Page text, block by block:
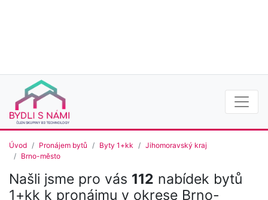
Úvod Pronájem bytů Byty 1+kk
Jihomoravský kraj
Brno-město
Našli jsme pro vás 112 nabídek bytů
1+kk k pronájmu v okrese Brno-